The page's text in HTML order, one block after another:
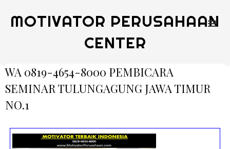
MOTIVATOR PERUSAHAAN
CENTER
WA 0819-4654-8000 PEMBICARA
SEMINAR TULUNGAGUNG JAWA TIMUR
NO.1